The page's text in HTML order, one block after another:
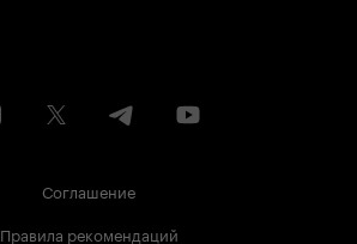
Соглашение
Правила рекомендаций